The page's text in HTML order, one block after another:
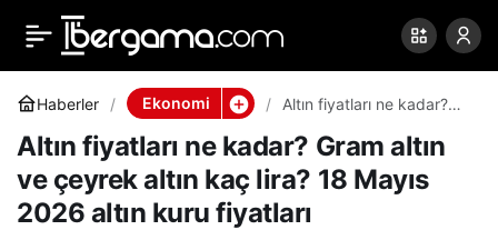
Haberler Ekonomi
Altın fiyatları ne kadar?
kaç lira? 18 Mayıs 2026
altın kuru fiyatları
Altın fiyatları ne kadar? Gram altın
ve çeyrek altın kaç lira? 18 Mayıs
2026 altın kuru fiyatları
Altın fiyatları ne kadar?
Gram altın ve çeyrek altın
kaç lira? 18 Mayıs 2026
altın kuru fiyatları
0 Paylaş